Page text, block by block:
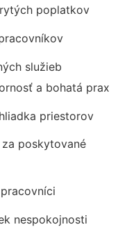
poplatkov
služieb
a bohatá prax
priestorov
poskytované
nespokojnosti